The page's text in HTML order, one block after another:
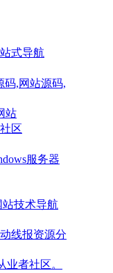
式导航
码,网站源码,
站
区
服务器
站技术导航
线报资源分
业者社区。